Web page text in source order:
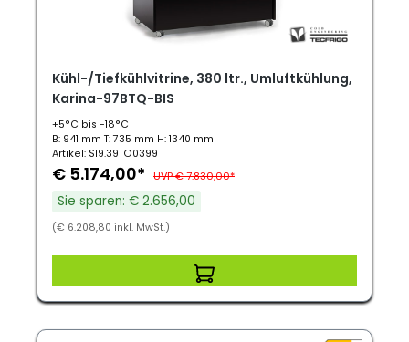
Kühl-/Tiefkühlvitrine, 380 ltr., Umluftkühlung,
Karina-97BTQ-BIS
+5°C bis -18°C
B: 941 mm T: 735 mm H: 1340 mm
Artikel: S19.39TO0399
€ 5.174,00* UVP € 7.830,00*
Sie sparen: € 2.656,00
(€ 6.208,80 inkl. MwSt.)